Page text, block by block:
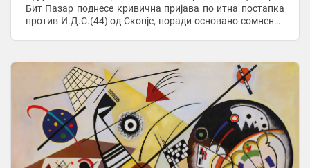
Бит Пазар поднесе кривична пријава по итна постапка
против И.Д.С.(44) од Скопје, поради основано сомнение